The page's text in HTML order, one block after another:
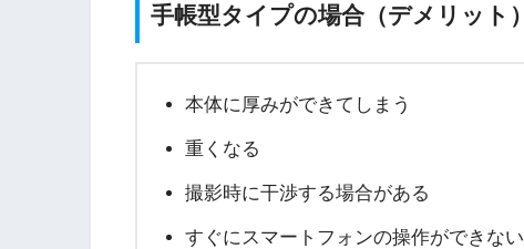
手帳型タイプの場合（デメリット）
本体に厚みができてしまう
重くなる
撮影時に干渉する場合がある
すぐにスマートフォンの操作ができない